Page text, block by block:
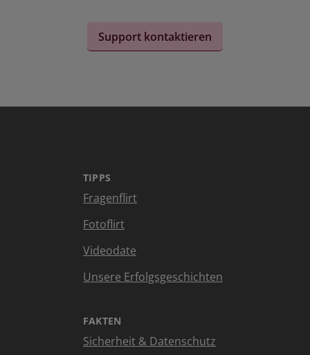
Support kontaktieren
TIPPS
Fragenflirt
Fotoflirt
Videodate
Unsere Erfolgsgeschichten
FAKTEN
Sicherheit & Datenschutz